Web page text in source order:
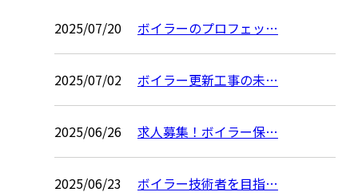
2025/07/20 ボイラーのプロフェッ…
2025/07/02 ボイラー更新工事の未…
2025/06/26 求人募集！ボイラー保…
2025/06/23 ボイラー技術者を目指…